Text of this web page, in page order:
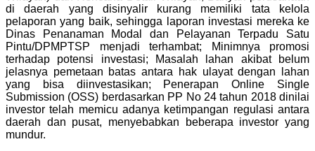
di daerah yang disinyalir kurang memiliki tata kelola
pelaporan yang baik, sehingga laporan investasi mereka ke
Dinas Penanaman Modal dan Pelayanan Terpadu Satu
Pintu/DPMPTSP menjadi terhambat; Minimnya promosi
terhadap potensi investasi; Masalah lahan akibat belum
jelasnya pemetaan batas antara hak ulayat dengan lahan
yang bisa diinvestasikan; Penerapan Online Single
Submission (OSS) berdasarkan PP No 24 tahun 2018 dinilai
investor telah memicu adanya ketimpangan regulasi antara
daerah dan pusat, menyebabkan beberapa investor yang
mundur.